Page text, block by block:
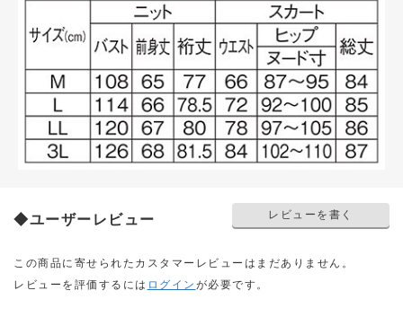
◆ユーザーレビュー レビューを書く
この商品に寄せられたカスタマーレビューはまだありません。
レビューを評価するには ログイン が必要です。